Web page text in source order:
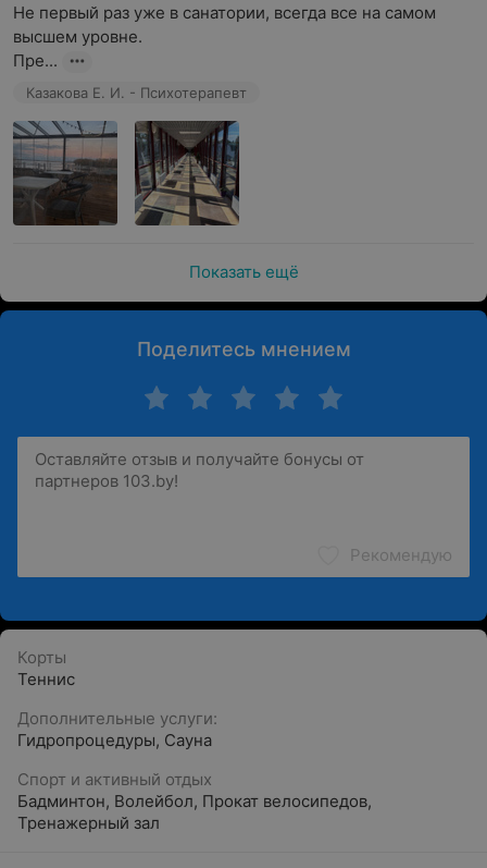
Не первый раз уже в санатории, всегда все на самом
высшем уровне.
Пре...
Казакова Е. И. - Психотерапевт
Показать ещё
Поделитесь мнением
Рекомендую
Корты
Теннис
Дополнительные услуги:
Гидропроцедуры, Сауна
Спорт и активный отдых
Бадминтон, Волейбол, Прокат велосипедов,
Тренажерный зал